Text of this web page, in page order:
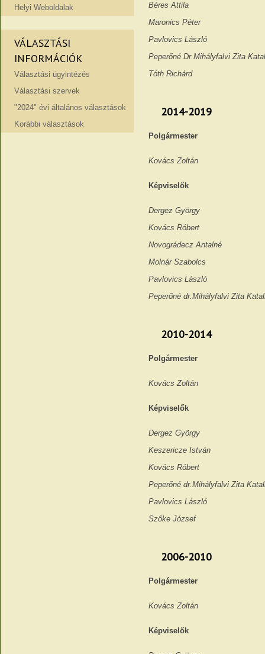
Helyi Weboldalak
VÁLASZTÁSI
INFORMÁCIÓK
Választási ügyintézés
Választási szervek
"2024" évi általános választások
Korábbi választások
Béres
Maronics Péter
Pavlovics László
Peperőné Dr.Mihályfalvi Zita
Tóth Richárd
2014-2019
Polgármester
Kovács Zoltán
Képviselők
Dergez György
Kovács Róbert
Novográdecz Antalné
Molnár Szabolcs
Pavlovics László
Peperőné dr.Mihályfalvi Zita
2010-2014
Polgármester
Kovács Zoltán
Képviselők
Dergez György
Keszericze István
Kovács Róbert
Peperőné dr.Mihályfalvi Zita
Pavlovics László
Szőke József
2006-2010
Polgármester
Kovács Zoltán
Képviselők